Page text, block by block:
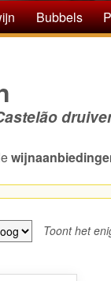
Bubbels
Toont het